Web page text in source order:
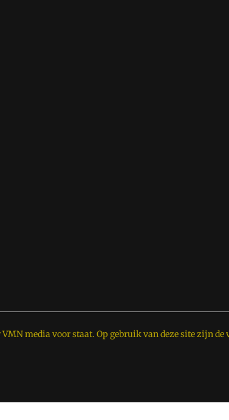
media voor staat. Op gebruik van deze site zijn de